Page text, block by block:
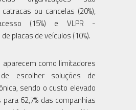
catracas ou cancelas (20%),
(15%) e VLPR -
placas de veículos (10%).
como limitadores
escolher soluções de
sendo o custo elevado
62,7% das companhias